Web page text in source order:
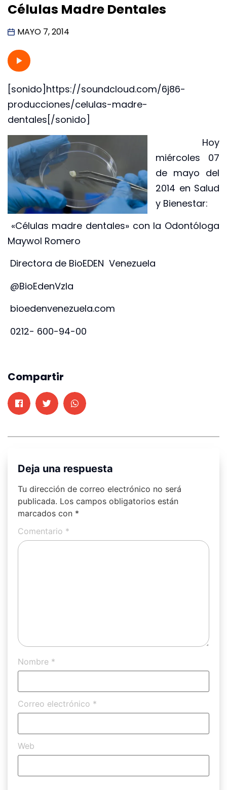
Células Madre Dentales
MAYO 7, 2014
[sonido]https://soundcloud.com/6j86-
producciones/celulas-madre-
dentales[/sonido]
Hoy
miércoles 07
de mayo del
2014 en Salud
y Bienestar:
«Células madre dentales» con la Odontóloga
Maywol Romero
Directora de BioEDEN Venezuela
@BioEdenVzla
bioedenvenezuela.com
0212- 600-94-00
Compartir
Deja una respuesta
Tu dirección de correo electrónico no será
publicada. Los campos obligatorios están
marcados con *
Comentario *
Nombre *
Correo electrónico *
Web